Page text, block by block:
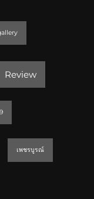
Review
เพชรบูรณ์